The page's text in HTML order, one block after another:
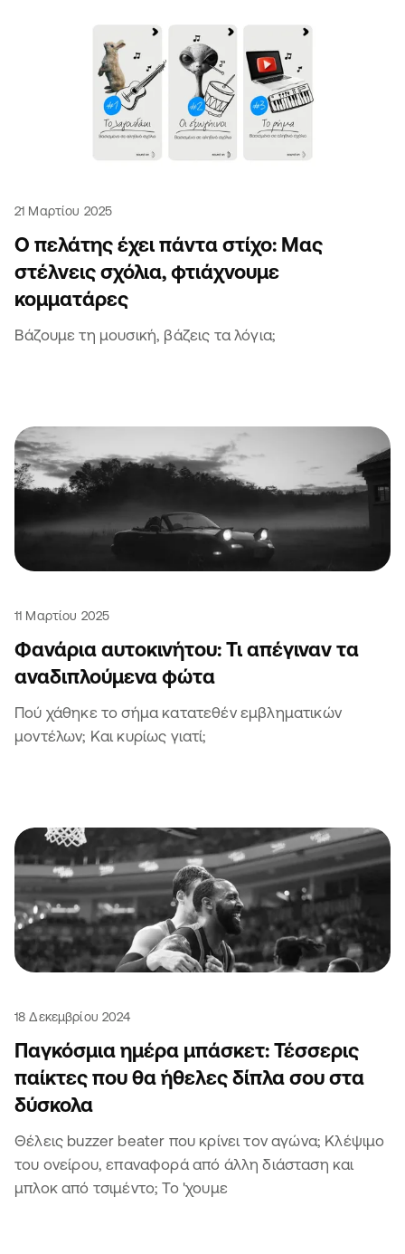
21 Μαρτίου 2025
Ο πελάτης έχει πάντα στίχο: Μας
στέλνεις σχόλια, φτιάχνουμε
κομματάρες
Βάζουμε τη μουσική, βάζεις τα λόγια;
11 Μαρτίου 2025
Φανάρια αυτοκινήτου: Τι απέγιναν τα
αναδιπλούμενα φώτα
Πού χάθηκε το σήμα κατατεθέν εμβληματικών
μοντέλων; Και κυρίως γιατί;
18 Δεκεμβρίου 2024
Παγκόσμια ημέρα μπάσκετ: Τέσσερις
παίκτες που θα ήθελες δίπλα σου στα
δύσκολα
Θέλεις buzzer beater που κρίνει τον αγώνα; Κλέψιμο
του ονείρου, επαναφορά από άλλη διάσταση και
μπλοκ από τσιμέντο; Το 'χουμε